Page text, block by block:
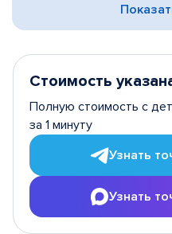
Стоимость
Полную стоимость с
за 1 минуту
Узнать
Узнать